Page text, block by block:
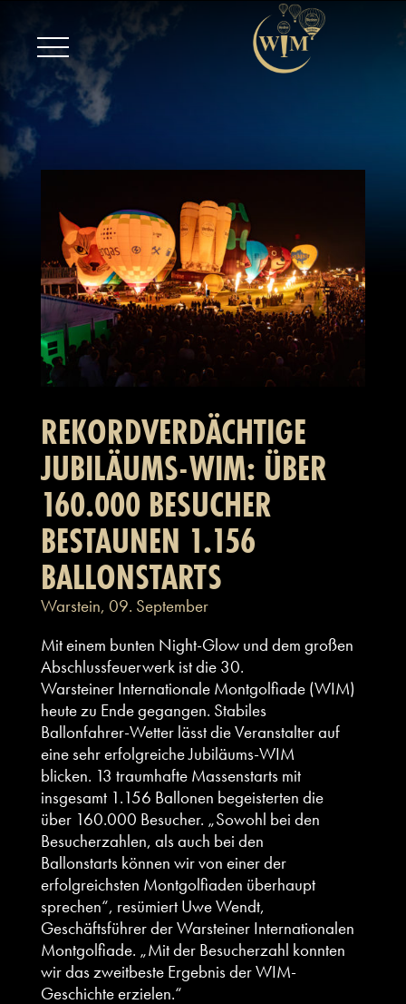
REKORDVERDÄCHTIGE
JUBILÄUMS-WIM: ÜBER
160.000 BESUCHER
BESTAUNEN 1.156
BALLONSTARTS
Warstein, 09. September
Mit einem bunten Night-Glow und dem großen
Abschlussfeuerwerk ist die 30.
Warsteiner Internationale Montgolfiade (WIM)
heute zu Ende gegangen. Stabiles
Ballonfahrer-Wetter lässt die Veranstalter auf
eine sehr erfolgreiche Jubiläums-WIM
blicken. 13 traumhafte Massenstarts mit
insgesamt 1.156 Ballonen begeisterten die
über 160.000 Besucher. „Sowohl bei den
Besucherzahlen, als auch bei den
Ballonstarts können wir von einer der
erfolgreichsten Montgolfiaden überhaupt
sprechen“, resümiert Uwe Wendt,
Geschäftsführer der Warsteiner Internationalen
Montgolfiade. „Mit der Besucherzahl konnten
wir das zweitbeste Ergebnis der WIM-
Geschichte erzielen.“